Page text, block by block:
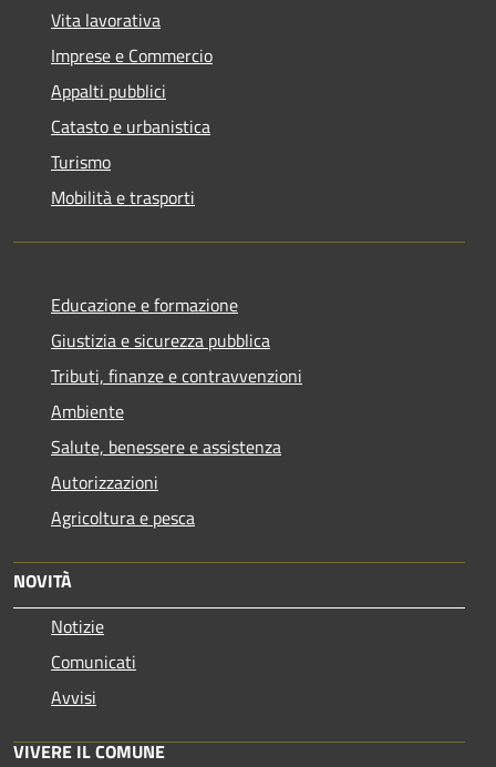
Vita lavorativa
Imprese e Commercio
Appalti pubblici
Catasto e urbanistica
Turismo
Mobilità e trasporti
Educazione e formazione
Giustizia e sicurezza pubblica
Tributi, finanze e contravvenzioni
Ambiente
Salute, benessere e assistenza
Autorizzazioni
Agricoltura e pesca
NOVITÀ
Notizie
Comunicati
Avvisi
VIVERE IL COMUNE